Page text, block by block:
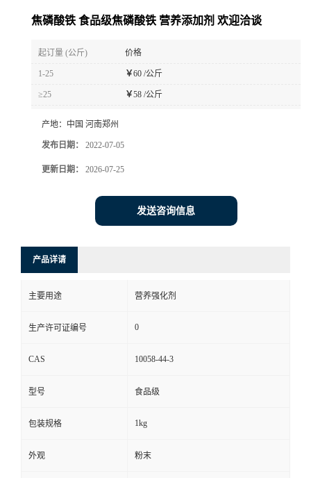
焦磷酸铁 食品级焦磷酸铁 营养添加剂 欢迎洽谈
起订量 (公斤) 价格
1-25 ￥60 /公斤
≥25 ￥58 /公斤
产地： 中国 河南郑州
发布日期： 2022-07-05
更新日期： 2026-07-25
发送咨询信息
产品详请
主要用途 营养强化剂
生产许可证编号 0
CAS 10058-44-3
型号 食品级
包装规格 1kg
外观 粉末